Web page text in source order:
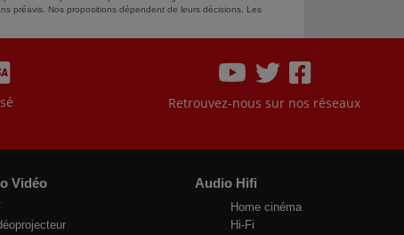
préavis. Nos propositions dépendent de leurs décisions. Les
Retrouvez-nous sur nos réseaux
Vidéo Audio Hifi
Home cinéma
Hi-Fi